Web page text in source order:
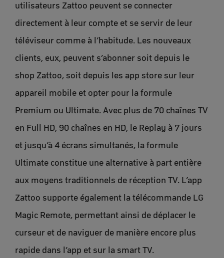
utilisateurs Zattoo peuvent se connecter
directement à leur compte et se servir de leur
téléviseur comme à l’habitude. Les nouveaux
clients, eux, peuvent s’abonner soit depuis le
shop Zattoo, soit depuis les app store sur leur
appareil mobile et opter pour la formule
Premium ou Ultimate. Avec plus de 70 chaînes TV
en Full HD, 90 chaînes en HD, le Replay à 7 jours
et jusqu’à 4 écrans simultanés, la formule
Ultimate constitue une alternative à part entière
aux moyens traditionnels de réception TV. L’app
Zattoo supporte également la télécommande LG
Magic Remote, permettant ainsi de déplacer le
curseur et de naviguer de manière encore plus
rapide dans l’app et sur la smart TV.